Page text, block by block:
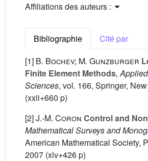
Affiliations des auteurs :
Bibliographie
Cité par
[1] B. Bochev; M. Gunzburger
Finite Element Methods,
Sciences, vol. 166, Springer,
(xxii+660 p)
[2]J.-M. Coron Control and
Mathematical Surveys and
American Mathematical Society,
2007 (xiv+426 p)